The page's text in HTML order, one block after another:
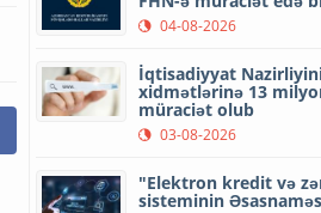
04-08-2026
İqtisadiyyat
xidmətlərinə 13
müraciət olub
03-08-2026
"Elektron kredit və
sisteminin